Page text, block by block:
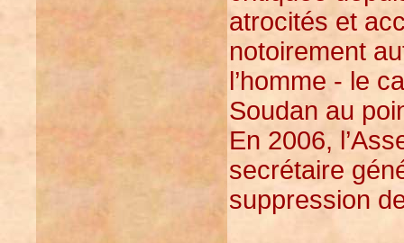
atrocités et
notoirement
l’homme - le
Soudan au
En 2006,
secrétaire
suppression